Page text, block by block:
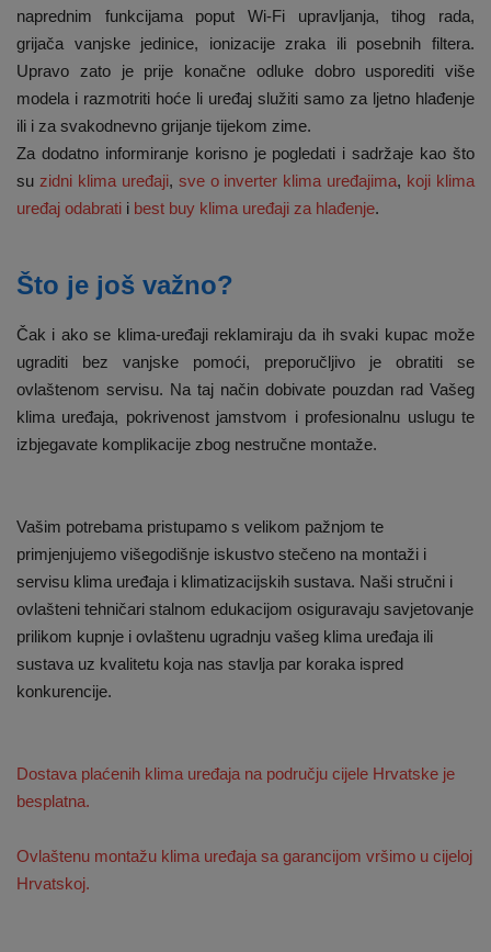
naprednim funkcijama poput Wi-Fi upravljanja, tihog rada,
grijača vanjske jedinice, ionizacije zraka ili posebnih filtera.
Upravo zato je prije konačne odluke dobro usporediti više
modela i razmotriti hoće li uređaj služiti samo za ljetno hlađenje
ili i za svakodnevno grijanje tijekom zime.
Za dodatno informiranje korisno je pogledati i sadržaje kao što
su zidni klima uređaji, sve o inverter klima uređajima, koji klima
uređaj odabrati i best buy klima uređaji za hlađenje.
Što je još važno?
Čak i ako se klima-uređaji reklamiraju da ih svaki kupac može
ugraditi bez vanjske pomoći, preporučljivo je obratiti se
ovlaštenom servisu. Na taj način dobivate pouzdan rad Vašeg
klima uređaja, pokrivenost jamstvom i profesionalnu uslugu te
izbjegavate komplikacije zbog nestručne montaže.
Vašim potrebama pristupamo s velikom pažnjom te
primjenjujemo višegodišnje iskustvo stečeno na montaži i
servisu klima uređaja i klimatizacijskih sustava. Naši stručni i
ovlašteni tehničari stalnom edukacijom osiguravaju savjetovanje
prilikom kupnje i ovlaštenu ugradnju vašeg klima uređaja ili
sustava uz kvalitetu koja nas stavlja par koraka ispred
konkurencije.
Dostava plaćenih klima uređaja na području cijele Hrvatske je
besplatna.
Ovlaštenu montažu klima uređaja sa garancijom vršimo u cijeloj
Hrvatskoj.